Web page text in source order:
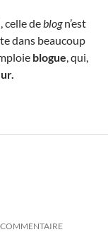
celle deblogn’est
dans beaucoup
blogue, qui,